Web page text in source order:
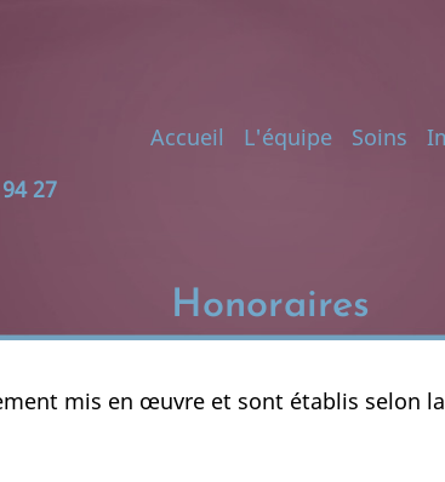
27
Main
Accueil L'équipe Soins
Honoraires
mis en œuvre et sont établis selon